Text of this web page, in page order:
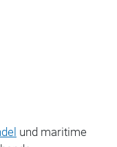
und maritime